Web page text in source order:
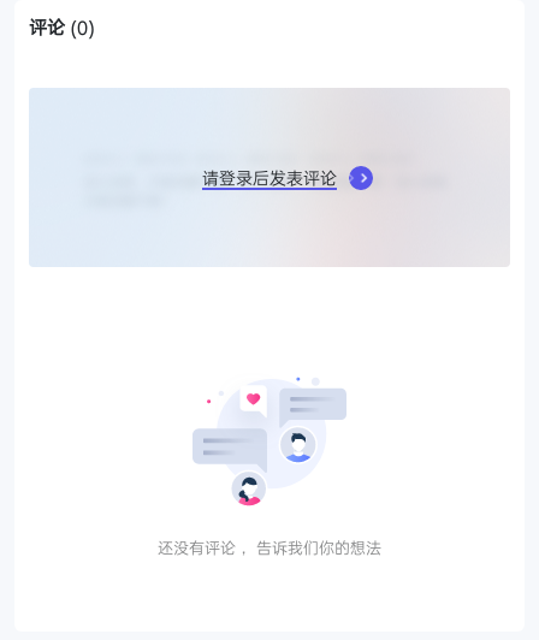
评论 (0)
请登录后发表评论
还没有评论， 告诉我们你的想法